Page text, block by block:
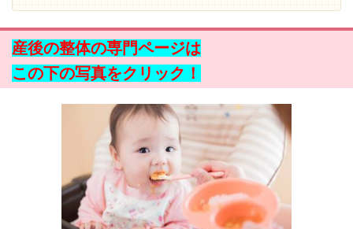
産後の整体の専門ページは
この下の写真をクリック！